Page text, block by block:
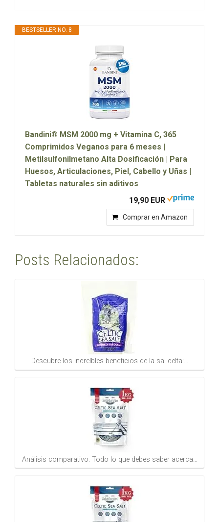
BESTSELLER NO. 8
Bandini® MSM 2000 mg + Vitamina C, 365
Comprimidos Veganos para 6 meses |
Metilsulfonilmetano Alta Dosificación | Para
Huesos, Articulaciones, Piel, Cabello y Uñas |
Tabletas naturales sin aditivos
19,90 EUR
Comprar en Amazon
Posts Relacionados:
Descubre los increíbles beneficios de la sal celta:…
Análisis comparativo: Todo lo que debes saber acerca…